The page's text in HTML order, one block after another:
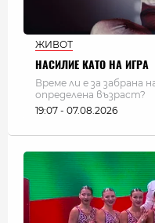
ЖИВОТ
НАСИЛИЕ КАТО НА ИГРА
Време ли е за забрана
определена възраст?
19:07 - 07.08.2026